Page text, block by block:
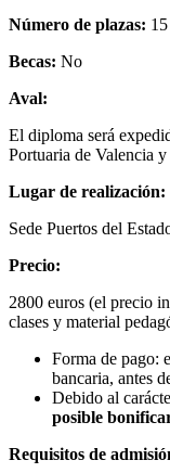
Número de plazas: 15
Becas: No
Aval:
El diploma será
Portuaria de Valencia
Lugar de realización:
Sede Puertos del
Precio:
2800 euros (el precio
clases y material
Forma de pago:
bancaria, antes
Debido al
posible
Requisitos de